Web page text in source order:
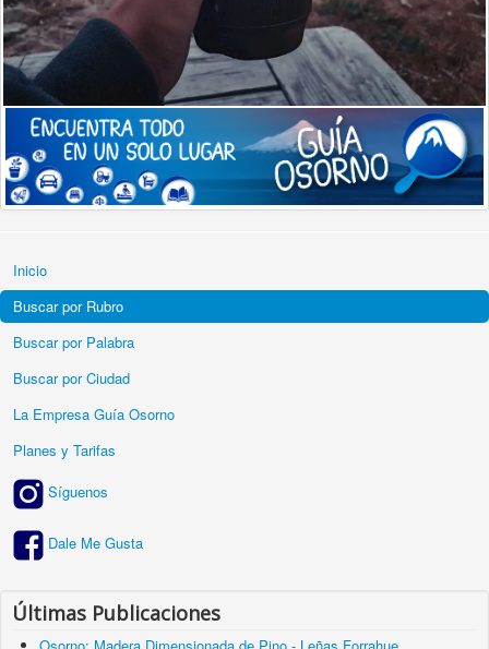
Inicio
Buscar por Rubro
Buscar por Palabra
Buscar por Ciudad
La Empresa Guía Osorno
Planes y Tarifas
Síguenos
Dale Me Gusta
Últimas Publicaciones
Osorno: Madera Dimensionada de Pino - Leñas Forrahue